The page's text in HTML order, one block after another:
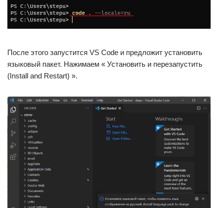
После этого запустится VS Code и предложит установить
языковый пакет. Нажимаем « Установить и перезапустить
(Install and Restart) ».